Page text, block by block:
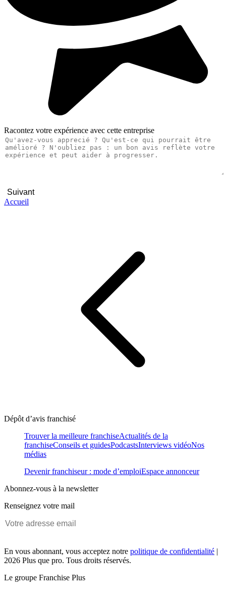
Racontez votre expérience avec cette entreprise
Suivant
Accueil
Dépôt d’avis franchisé
Trouver la meilleure franchiseActualités de la
franchiseConseils et guidesPodcastsInterviews vidéoNos
médias
Devenir franchiseur : mode d’emploiEspace annonceur
Abonnez-vous à la newsletter
Renseignez votre mail
En vous abonnant, vous acceptez notre politique de confidentialité |
2026 Plus que pro. Tous droits réservés.
Le groupe Franchise Plus